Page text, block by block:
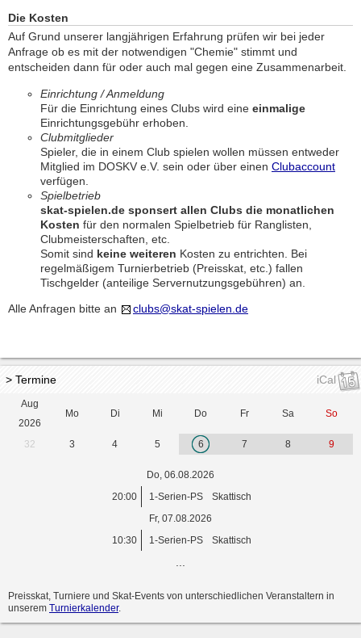
Die Kosten
Auf Grund unserer langjährigen Erfahrung prüfen wir bei jeder
Anfrage ob es mit der notwendigen "Chemie" stimmt und
entscheiden dann für oder auch mal gegen eine Zusammenarbeit.
Einrichtung / Anmeldung
Für die Einrichtung eines Clubs wird eine einmalige
Einrichtungsgebühr erhoben.
Clubmitglieder
Spieler, die in einem Club spielen wollen müssen entweder
Mitglied im DOSKV e.V. sein oder über einen Clubaccount
verfügen.
Spielbetrieb
skat-spielen.de sponsert allen Clubs die monatlichen
Kosten für den normalen Spielbetrieb für Ranglisten,
Clubmeisterschaften, etc.
Somit sind keine weiteren Kosten zu entrichten. Bei
regelmäßigem Turnierbetrieb (Preisskat, etc.) fallen
Tischgelder (anteilige Servernutzungsgebühren) an.
Alle Anfragen bitte an
clubs@skat-spielen.de
> Termine iCal
Aug
2026
Mo Di Mi Do Fr Sa So
32 3 4 5 6 7 8 9
Do, 06.08.2026
20:00
1-Serien-PS
Skattisch
Fr, 07.08.2026
10:30
1-Serien-PS Skattisch
Preisskat, Turniere und Skat-Events von unterschiedlichen Veranstaltern in
unserem Turnierkalender.